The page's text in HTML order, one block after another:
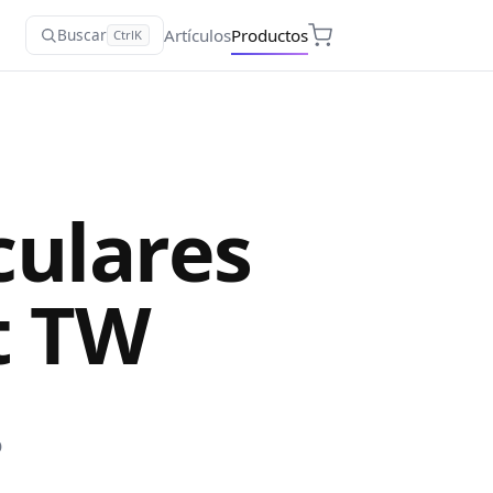
Buscar CtrlK ArtículosProductos